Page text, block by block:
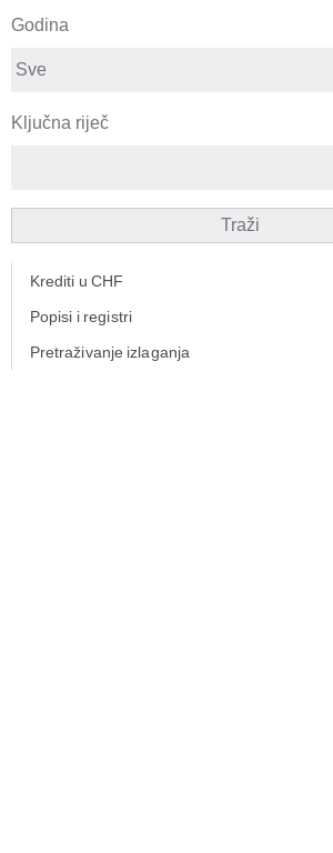
Godina
Ključna riječ
Traži
Krediti u CHF
Popisi i registri
Pretraživanje izlaganja